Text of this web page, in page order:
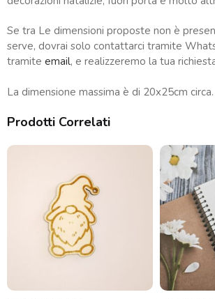
Se tra Le dimensioni proposte non è
serve, dovrai solo contattarci tramite
tramite email, e realizzeremo la tua
La dimensione massima è di 20x25cm circa.
Prodotti Correlati